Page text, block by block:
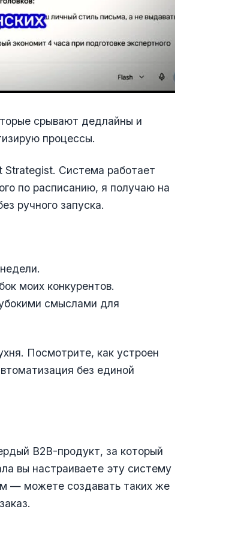
срывают дедлайны и
процессы.
Strategist. Система работает
по расписанию, я получаю на
ручного запуска.
моих конкурентов.
смыслами для
Посмотрите, как устроен
без единой
B2B-продукт, за который
вы настраиваете эту систему
— можете создавать таких же